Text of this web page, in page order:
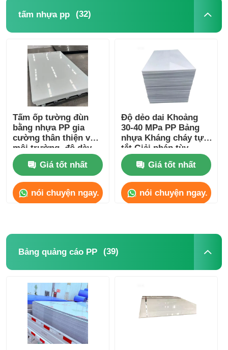
tấm nhựa pp (32)
Tấm ốp tường đùn
bằng nhựa PP gia
cường thân thiện với
môi trường, độ dày
3mm-30mm
Giá tốt nhất
nói chuyện ngay.
Độ dẻo dai Khoảng
30-40 MPa PP Bảng
nhựa Kháng cháy tự
tắt Giải pháp tùy
chỉnh cho bền
Giá tốt nhất
nói chuyện ngay.
Bảng quảng cáo PP (39)